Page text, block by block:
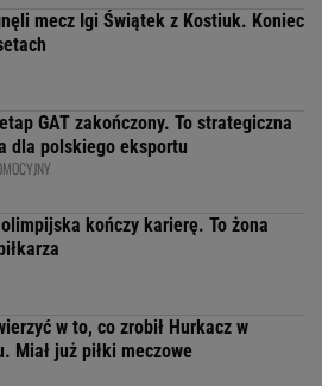
mecz Igi Świątek z Kostiuk. Koniec
GAT zakończony. To strategiczna
dla polskiego eksportu
kończy karierę. To żona
w to, co zrobił Hurkacz w
Miał już piłki meczowe